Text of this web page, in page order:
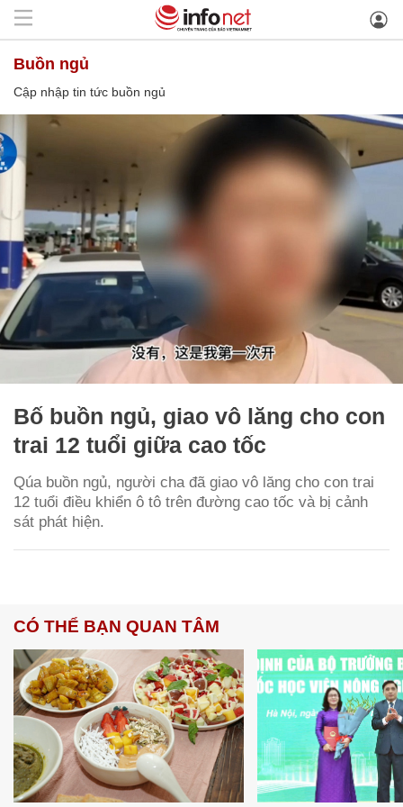
buồn ngủ
Cập nhập tin tức buồn ngủ
Bố buồn ngủ, giao vô lăng cho con
trai 12 tuổi giữa cao tốc
Qúa buồn ngủ, người cha đã giao vô lăng cho con trai
12 tuổi điều khiển ô tô trên đường cao tốc và bị cảnh
sát phát hiện.
CÓ THỂ BẠN QUAN TÂM